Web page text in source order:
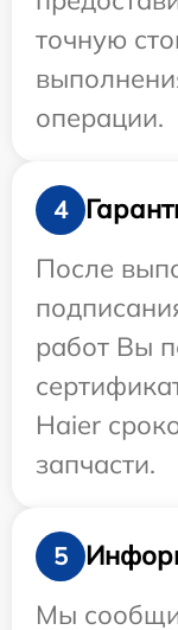
точную
операции.
4
После
работ Вы
Haier
запчасти.
5
Мы